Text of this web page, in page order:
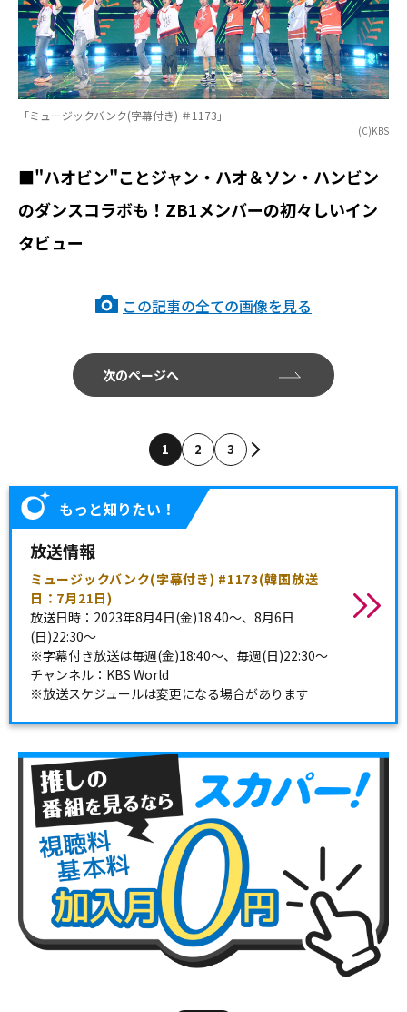
「ミュージックバンク(字幕付き) ＃1173」
(C)KBS
■"ハオビン"ことジャン・ハオ＆ソン・ハンビン
のダンスコラボも！ZB1メンバーの初々しいイン
タビュー
この記事の全ての画像を見る
次のページへ
1 2 3
もっと知りたい！
放送情報
ミュージックバンク(字幕付き) #1173(韓国放送
日：7月21日)
放送日時：2023年8月4日(金)18:40～、8月6日
(日)22:30～
※字幕付き放送は毎週(金)18:40～、毎週(日)22:30～
チャンネル：KBS World
※放送スケジュールは変更になる場合があります